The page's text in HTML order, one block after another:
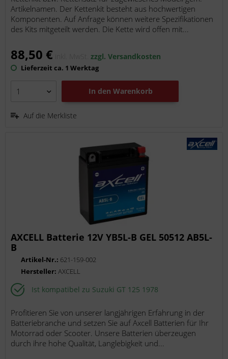
Artikelnamen. Der Kettenkit besteht aus hochwertigen
Komponenten. Auf Anfrage können weitere Spezifikationen
des Kits mitgeteilt werden. Die Kette wird offen mit...
88,50 € inkl. MwSt.zzgl. Versandkosten
Lieferzeit ca. 1 Werktag
In den Warenkorb
Auf die Merkliste
AXCELL Batterie 12V YB5L-B GEL 50512 AB5L-
B
Artikel-Nr.: 621-159-002
Hersteller:AXCELL
Ist kompatibel zu Suzuki GT 125 1978
Profitieren Sie von unserer langjährigen Erfahrung in der
Batteriebranche und setzen Sie auf Axcell Batterien für Ihr
Motorrad oder Scooter. Unsere Batterien überzeugen
durch ihre hohe Qualität, Langlebigkeit und...